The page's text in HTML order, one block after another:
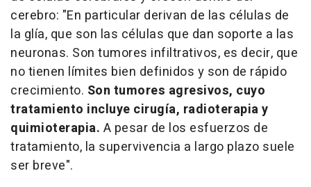
cerebro: "En particular derivan de las células de
la glía, que son las células que dan soporte a las
neuronas. Son tumores infiltrativos, es decir, que
no tienen límites bien definidos y son de rápido
crecimiento. Son tumores agresivos, cuyo
tratamiento incluye cirugía, radioterapia y
quimioterapia. A pesar de los esfuerzos de
tratamiento, la supervivencia a largo plazo suele
ser breve".